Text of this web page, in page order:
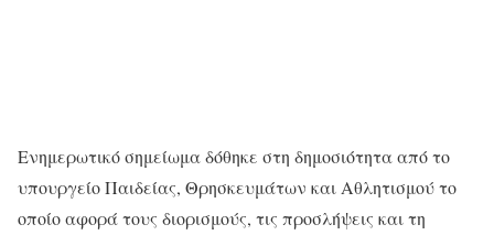
Ενημερωτικό σημείωμα δόθηκε στη δημοσιότητα από το
υπουργείο Παιδείας, Θρησκευμάτων και Αθλητισμού το
οποίο αφορά τους διορισμούς, τις προσλήψεις και τη